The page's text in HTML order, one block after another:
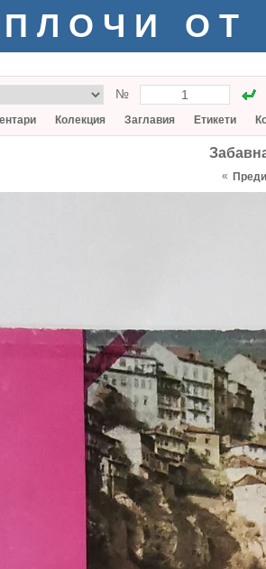
ПЛОЧИ ОТ
№
Колекция Заглавия Етикети
«